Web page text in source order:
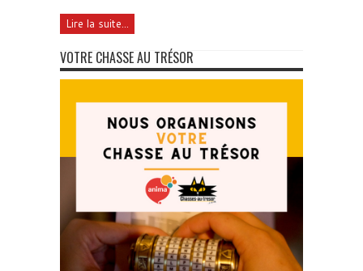
Lire la suite...
VOTRE CHASSE AU TRÉSOR